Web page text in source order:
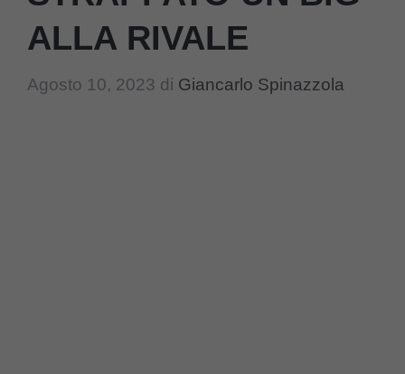
ALLA RIVALE
Agosto 10, 2023 di Giancarlo Spinazzola